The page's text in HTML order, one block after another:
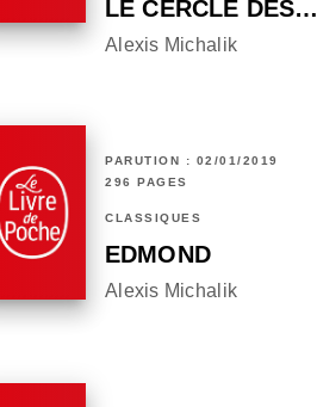
LE CERCLE DES…
Alexis Michalik
PARUTION : 02/01/2019
296 PAGES
CLASSIQUES
EDMOND
Alexis Michalik